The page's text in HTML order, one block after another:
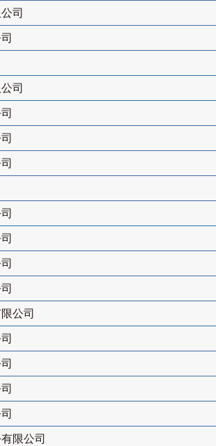
司
司
公司
限公司